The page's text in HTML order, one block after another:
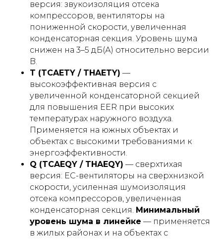
версия: звукоизоляция отсека
компрессоров, вентиляторы на
пониженной скорости, увеличенная
конденсаторная секция. Уровень шума
снижен на 3–5 дБ(А) относительно версии
B.
T (TCAETY / THAETY) —
высокоэффективная версия с
увеличенной конденсаторной секцией
для повышения EER при высоких
температурах наружного воздуха.
Применяется на южных объектах и
объектах с высокими требованиями к
энергоэффективности.
Q (TCAEQY / THAEQY) — сверхтихая
версия: EC-вентиляторы на сверхнизкой
скорости, усиленная шумоизоляция
отсека компрессоров, увеличенная
конденсаторная секция. Минимальный
уровень шума в линейке — применяется
в жилых районах и на объектах с